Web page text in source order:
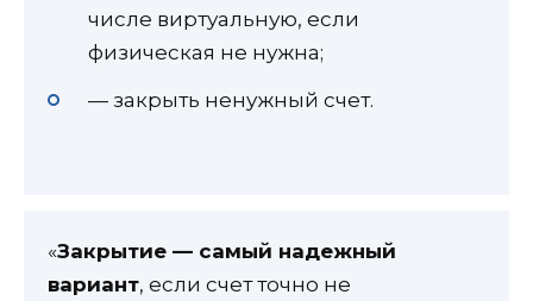
числе виртуальную, если
физическая не нужна;
— закрыть ненужный счет.
«Закрытие — самый надежный
вариант, если счет точно не